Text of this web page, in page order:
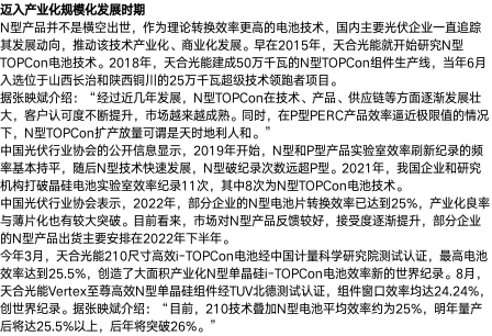
迈入产业化规模化发展时期
N型产品并不是横空出世，作为理论转换效率更高的电池技术，国内主要光伏企业一直追踪
其发展动向，推动该技术产业化、商业化发展。早在2015年，天合光能就开始研究N型
TOPCon电池技术。2018年，天合光能建成50万千瓦的N型TOPCon组件生产线，当年6月
入选位于山西长治和陕西铜川的25万千瓦超级技术领跑者项目。
据张映斌介绍：“经过近几年发展，N型TOPCon在技术、产品、供应链等方面逐渐发展壮
大，客户认可度不断提升，市场越来越成熟。同时，在P型PERC产品效率逼近极限值的情况
下，N型TOPCon扩产放量可谓是天时地利人和。”
中国光伏行业协会的公开信息显示，2019年开始，N型和P型产品实验室效率刷新纪录的频
率基本持平，随后N型技术快速发展，N型破纪录次数远超P型。2021年，我国企业和研究
机构打破晶硅电池实验室效率纪录11次，其中8次为N型TOPCon电池技术。
中国光伏行业协会表示，2022年，部分企业的N型电池片转换效率已达到25%，产业化良率
与薄片化也有较大突破。目前看来，市场对N型产品反馈较好，接受度逐渐提升，部分企业
的N型产品出货主要安排在2022年下半年。
今年3月，天合光能210尺寸高效i-TOPCon电池经中国计量科学研究院测试认证，最高电池
效率达到25.5%，创造了大面积产业化N型单晶硅i-TOPCon电池效率新的世界纪录。8月，
天合光能Vertex至尊高效N型单晶硅组件经TUV北德测试认证，组件窗口效率均达24.24%，
创世界纪录。据张映斌介绍：“目前，210技术叠加N型电池平均效率约为25%，明年量产
后将达25.5%以上，后年将突破26%。”